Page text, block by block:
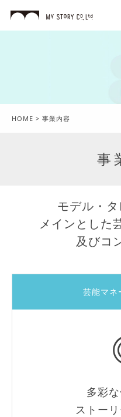
HOME > 事業内容
事
モデル・
メインとした
及びコ
芸能マネ
多彩
ストー